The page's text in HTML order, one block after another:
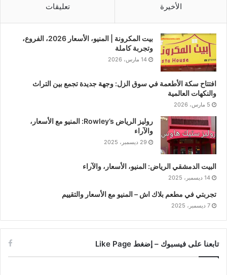
الأخيرة تعليقات
بيت المكرونة | المنيو، الأسعار 2026، الفروع،
وتجربة كاملة
14 مارس، 2026
افتتاح سكة الأطعمة في سوق الزل: وجهة جديدة تجمع بين التراث
والنكهات العالمية
5 مارس، 2026
روليز الرياض Rowley’s: المنيو مع الأسعار،
والآراء
29 ديسمبر، 2025
البيت الدمشقي الرياض: المنيو، الأسعار، والآراء
14 ديسمبر، 2025
تجربتي في مطعم بلاك اش – المنيو مع الأسعار والتقييم
7 ديسمبر، 2025
تابعنا على فيسبوك – إضغط Like Page